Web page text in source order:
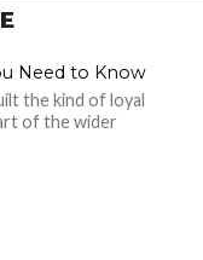
Need to Know
the kind of loyal
of the wider